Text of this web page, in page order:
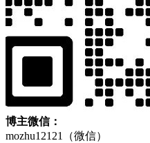
博主微信：
mozhu12121（微信）